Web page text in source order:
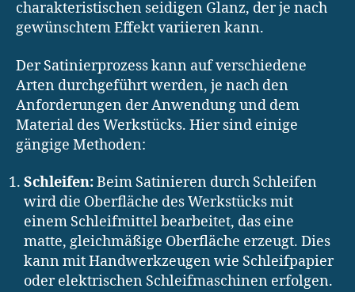
charakteristischen seidigen Glanz, der je nach
gewünschtem Effekt variieren kann.
Der Satinierprozess kann auf verschiedene
Arten durchgeführt werden, je nach den
Anforderungen der Anwendung und dem
Material des Werkstücks. Hier sind einige
gängige Methoden:
Schleifen:Beim Satinieren durch Schleifen
wird die Oberfläche des Werkstücks mit
einem Schleifmittel bearbeitet, das eine
matte, gleichmäßige Oberfläche erzeugt. Dies
kann mit Handwerkzeugen wie Schleifpapier
oder elektrischen Schleifmaschinen erfolgen.